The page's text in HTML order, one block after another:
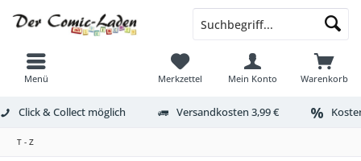
Menü Warenkorb
Merkzettel Mein Konto
Click & Collect möglich Versandkosten 3,99 €
T - Z